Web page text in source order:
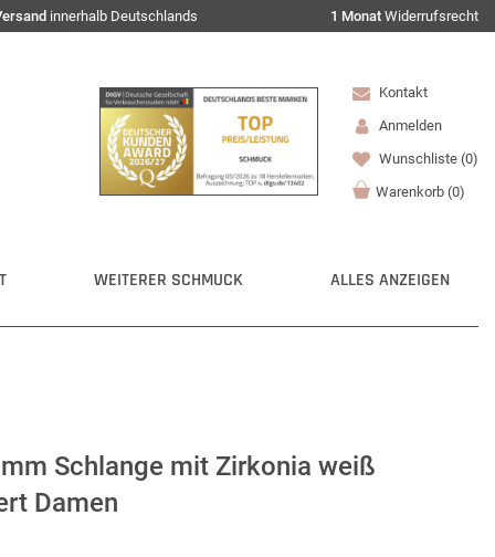
innerhalb Deutschlands 1 Monat Widerrufsrecht
Kontakt
Anmelden
Wunschliste (0)
Warenkorb (0)
WEITERER SCHMUCK ALLES ANZEIGEN
Schlange mit Zirkonia weiß
Damen